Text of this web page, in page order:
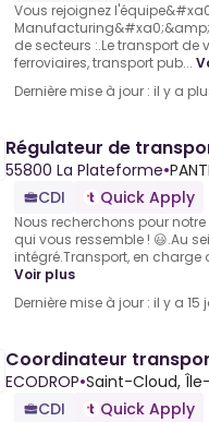
Vous rejoignez
de secteurs :.Le transport
ferroviaires, transport pub...
Dernière mise à jour : il y a
Régulateur de
55800 La Plateforme•
CDI
Quick Apply
Nous recherchons pour
qui vous ressemble ! 😃.Au
intégré.Transport, en charge
Voir plus
Dernière mise à jour : il y a 15
Coordinateur
ECODROP•Saint-Cloud,
CDI
Quick Apply